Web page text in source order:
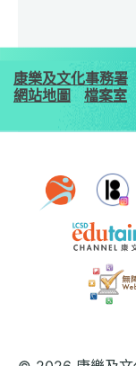
康樂及文化事務署
網站地圖
檔案室